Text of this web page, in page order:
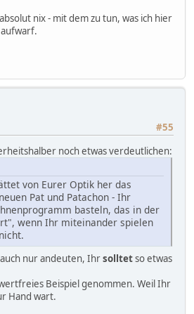
nix - mit dem zu tun, was ich hier
#55
noch etwas verdeutlichen:
von Eurer Optik her das
Pat und Patachon - Ihr
basteln, das in der
wenn Ihr miteinander spielen
nur andeuten, Ihrsolltetso etwas
Beispiel genommen. Weil Ihr
Hand wart.